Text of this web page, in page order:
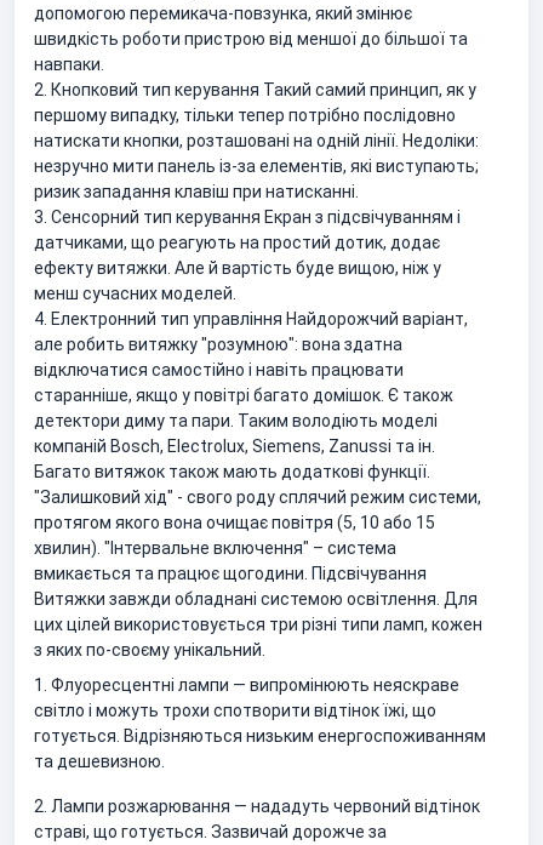
допомогою перемикача-повзунка, який змінює
швидкість роботи пристрою від меншої до більшої та
навпаки.
2. Кнопковий тип керування Такий самий принцип, як у
першому випадку, тільки тепер потрібно послідовно
натискати кнопки, розташовані на одній лінії. Недоліки:
незручно мити панель із-за елементів, які виступають;
ризик западання клавіш при натисканні.
3. Сенсорний тип керування Екран з підсвічуванням і
датчиками, що реагують на простий дотик, додає
ефекту витяжки. Але й вартість буде вищою, ніж у
менш сучасних моделей.
4. Електронний тип управління Найдорожчий варіант,
але робить витяжку "розумною": вона здатна
відключатися самостійно і навіть працювати
старанніше, якщо у повітрі багато домішок. Є також
детектори диму та пари. Таким володіють моделі
компаній Bosch, Electrolux, Siemens, Zanussi та ін.
Багато витяжок також мають додаткові функції.
"Залишковий хід" - свого роду сплячий режим системи,
протягом якого вона очищає повітря (5, 10 або 15
хвилин). "Інтервальне включення" – система
вмикається та працює щогодини. Підсвічування
Витяжки завжди обладнані системою освітлення. Для
цих цілей використовується три різні типи ламп, кожен
з яких по-своєму унікальний.
1. Флуоресцентні лампи — випромінюють неяскраве
світло і можуть трохи спотворити відтінок їжі, що
готується. Відрізняються низьким енергоспоживанням
та дешевизною.
2. Лампи розжарювання — нададуть червоний відтінок
страві, що готується. Зазвичай дорожче за